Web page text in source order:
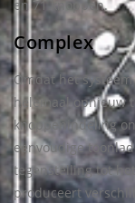
en 71 knoppen.
Complex
Omdat het
helemaal opnieuw
knoppenindeling
eenvoudige
tegenstelling tot
produceert